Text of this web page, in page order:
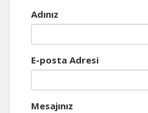
Adınız
E-posta Adresi
Mesajınız